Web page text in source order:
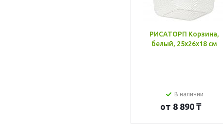
РИСАТОРП Корзина,
белый, 25x26x18 см
В наличии
от 8 890 ₸